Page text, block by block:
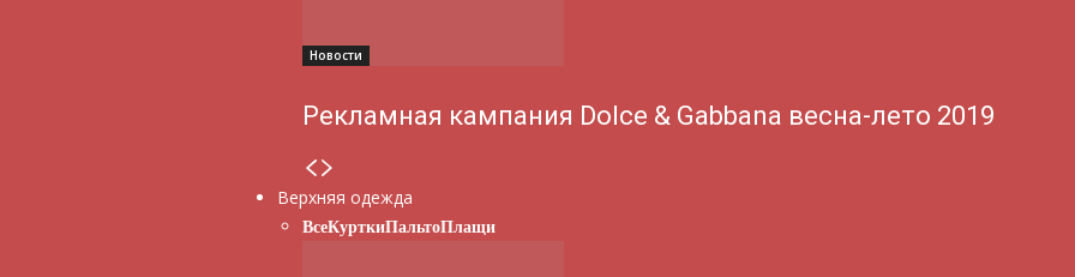
Новости
Рекламная кампания Dolce & Gabbana весна-лето 2019
Верхняя одежда
ВсеКурткиПальтоПлащи